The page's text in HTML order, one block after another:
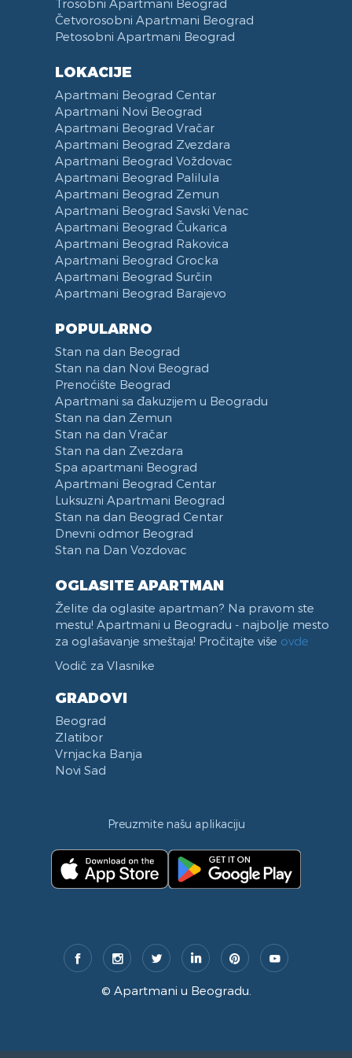
Papuče
Bade Mantil
Toalet Papir
Sredstva za Čišćenje
Peškiri
Zabranjeno pušenje
Kategorizovan
Vaučeri
Trpezarija
Trpezarijski Sto i Stolice
Aspirator
Posudje i Escajg
Ulica Visokog Stevana
Mostarska petlja
Beogradski Sajam
Yu biznis centar
Ulica Španskih boraca
Naselje West 365
Filmski grad
Karadjordjev park
KBC Zemun
Institut za majku i dete
Hram Svetog Save
Ulica Kneginje Zorke
Sportski centar 11 April
Dunavski kej
Hotel Jugoslavija
Stari Merkator
Stari Merkator Novi Beograd
Delta City
Bulevar Zorana Djindjica
Tosin bunar
Park Tašmajdan
Pozeska ulica
Trg Republike
Naselje Belvil
Apartmani u blizini Surčina
Trosobni Apartmani Beograd
Četvorosobni Apartmani Beograd
Petosobni Apartmani Beograd
LOKACIJE
Apartmani Beograd Centar
Apartmani Novi Beograd
Apartmani Beograd Vračar
Apartmani Beograd Zvezdara
Apartmani Beograd Voždovac
Apartmani Beograd Palilula
Apartmani Beograd Zemun
Apartmani Beograd Savski Venac
Apartmani Beograd Čukarica
Apartmani Beograd Rakovica
Apartmani Beograd Grocka
Apartmani Beograd Surčin
Apartmani Beograd Barajevo
POPULARNO
Stan na dan Beograd
Stan na dan Novi Beograd
Prenoćište Beograd
Apartmani sa đakuzijem u Beogradu
Stan na dan Zemun
Stan na dan Vračar
Stan na dan Zvezdara
Spa apartmani Beograd
Apartmani Beograd Centar
Luksuzni Apartmani Beograd
Stan na dan Beograd Centar
Dnevni odmor Beograd
Stan na Dan Vozdovac
OGLASITE APARTMAN
Želite da oglasite apartman? Na pravom ste
mestu! Apartmani u Beogradu - najbolje mesto
za oglašavanje smeštaja! Pročitajte više ovde
Vodič za Vlasnike
GRADOVI
Beograd
Zlatibor
Vrnjacka Banja
Novi Sad
Preuzmite našu aplikaciju
© Apartmani u Beogradu